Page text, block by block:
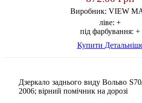
Виробник: VIEW
ліве: +
під фарбування: +
Купити
Дзеркало заднього виду Вольво
2006; вірний помічник на дорозі